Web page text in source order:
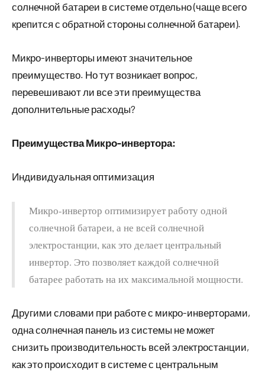
солнечной батареи в системе отдельно (чаще всего
крепится с обратной стороны солнечной батареи).
Микро-инверторы имеют значительное
преимущество. Но тут возникает вопрос,
перевешивают ли все эти преимущества
дополнительные расходы?
Преимущества Микро-инвертора:
Индивидуальная оптимизация
Микро-инвертор оптимизирует работу одной
солнечной батареи, а не всей солнечной
электростанции, как это делает центральный
инвертор. Это позволяет каждой солнечной
батарее работать на их максимальной мощности.
Другими словами при работе с микро-инверторами,
одна солнечная панель из системы не может
снизить производительность всей электростанции,
как это происходит в системе с центральным